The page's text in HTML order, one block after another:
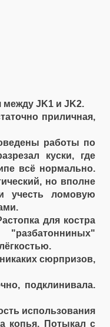
между JK1 и JK2.
приличная,
работы по
куски, где
всё нормально.
но вполне
учесть ломовую
для костра
сюрпризов,
подклинивала.
использования
копья. Потыкал с